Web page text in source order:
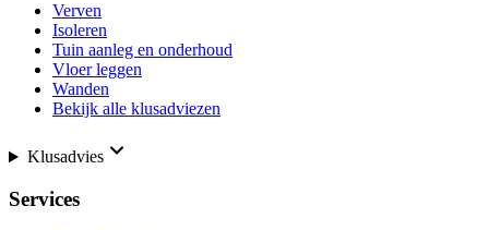
Verven
Isoleren
Tuin aanleg en onderhoud
Vloer leggen
Wanden
Bekijk alle klusadviezen
Klusadvies
Services